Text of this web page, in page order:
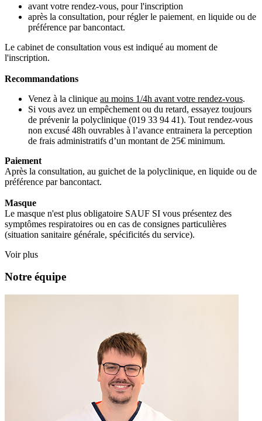
avant votre rendez-vous, pour l'inscription
après la consultation, pour régler le paiement, en liquide ou de
préférence par bancontact.
Le cabinet de consultation vous est indiqué au moment de
l'inscription.
Recommandations
Venez à la clinique au moins 1/4h avant votre rendez-vous.
Si vous avez un empêchement ou du retard, essayez toujours
de prévenir la polyclinique (019 33 94 41). Tout rendez-vous
non excusé 48h ouvrables à l’avance entrainera la perception
de frais administratifs d’un montant de 25€ minimum.
Paiement
Après la consultation, au guichet de la polyclinique, en liquide ou de
préférence par bancontact.
Masque
Le masque n'est plus obligatoire SAUF SI vous présentez des
symptômes respiratoires ou en cas de consignes particulières
(situation sanitaire générale, spécificités du service).
Voir plus
Notre équipe